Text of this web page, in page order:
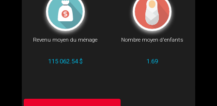
Revenu moyen du ménage
115 062.54 $
Nombre moyen d'enfants
1.69